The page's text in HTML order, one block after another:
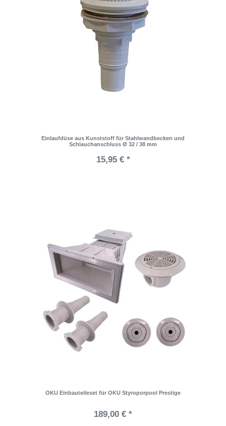
Einlaufdüse aus Kunststoff für Stahlwandbecken und
Schlauchanschluss Ø 32 / 38 mm
15,95 € *
OKU Einbauteileset für OKU Styroporpool Prestige
189,00 € *